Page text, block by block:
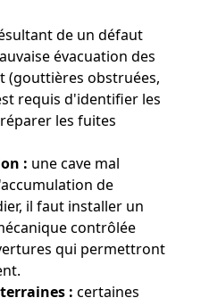
de un défaut
évacuation des
(gouttières obstruées,
requis d'identifier les
les fuites
: une cave mal
de
il faut installer un
contrôlée
qui permettront
: certaines